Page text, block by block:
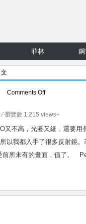
菲林
Comments Offon
400-
600mm
12
笨
七
⁄ 瀏覽數 1,215 views+
又不高，光圈又細，還要
以我都入手了很多反射鏡
前所未有的畫面，值了。